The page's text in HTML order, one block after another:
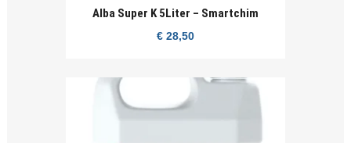
Alba Super K 5Liter – Smartchim
€ 28,50